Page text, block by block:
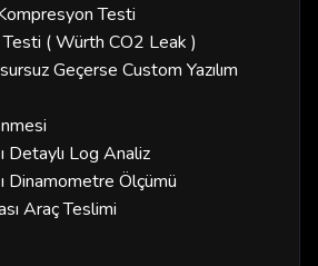
Testi
Testi ( Würth CO2 Leak )
Geçerse Custom Yazılım
Detaylı Log Analiz
Dinamometre Ölçümü
Araç Teslimi